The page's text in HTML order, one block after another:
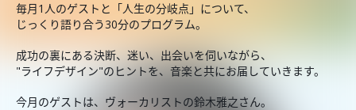
毎月1人のゲストと「人生の分岐点」について、
じっくり語り合う30分のプログラム。
成功の裏にある決断、迷い、出会いを伺いながら、
"ライフデザイン"のヒントを、音楽と共にお届していきます。
今月のゲストは、ヴォーカリストの鈴木雅之さん。